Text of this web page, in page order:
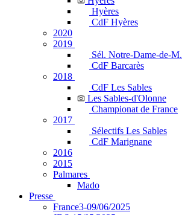
Hyères
CdF Hyères
2020
2019
Sél. Notre-Dame-de-M.
CdF Barcarès
2018
CdF Les Sables
Les Sables-d'Olonne
Championat de France
2017
Sélectifs Les Sables
CdF Marignane
2016
2015
Palmares
Mado
Presse
France3-09/06/2025